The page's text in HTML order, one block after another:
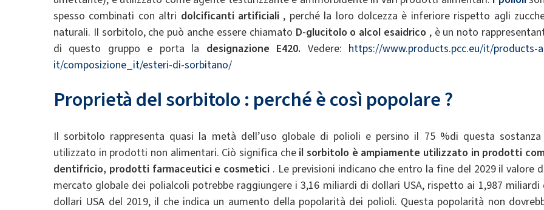
spesso combinati con altri dolcificanti artificiali , perché la loro dolcezza è inferiore rispetto agli
naturali. Il sorbitolo, che può anche essere chiamato D-glucitolo o alcol esaidrico , è un noto
di questo gruppo e porta la designazione E420. Vedere: https://www.products.pcc.eu/it/products-
it/composizione_it/esteri-di-sorbitano/
Proprietà del sorbitolo : perchéècosì popolare?
Il sorbitolo rappresenta quasi la metà dell’uso globale di polioli e persino il 75 %di questa
utilizzato in prodotti non alimentari. Ciò significa che il sorbitolo è ampiamente utilizzato in prodotti
dentifricio, prodotti farmaceutici e cosmetici . Le previsioni indicano che entro la fine del 2029 il valore
mercato globale dei polialcoli potrebbe raggiungere i 3,16 miliardi di dollari USA, rispetto ai 1,987 miliardi
dollari USA del 2019, il che indica un aumento della popolarità dei polioli. Questa popolarità non